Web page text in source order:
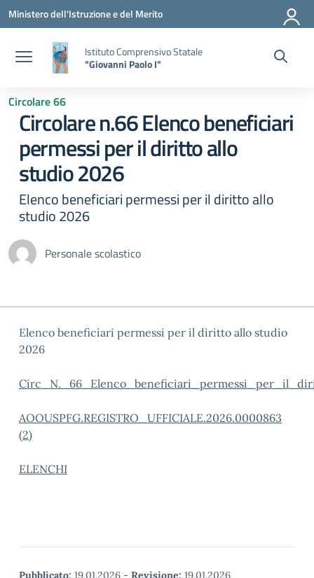
Vai ai contenuti
Vai al menu di navigazione
Vai al footer
Ministero dell'Istruzione e del Merito
Istituto Comprensivo Statale
"Giovanni Paolo I"
Circolare 66
Circolare n.66 Elenco beneficiari
permessi per il diritto allo
studio 2026
Elenco beneficiari permessi per il diritto allo
studio 2026
Personale scolastico
Elenco beneficiari permessi per il diritto allo studio
2026
AOOUSPFG.REGISTRO_UFFICIALE.2026.0000863
(2)
ELENCHI
Pubblicato: 19.01.2026 - Revisione: 19.01.2026